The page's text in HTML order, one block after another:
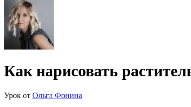
Как нарисовать
Урок от Ольга Фонина